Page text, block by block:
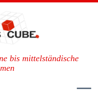
bis mittelständische